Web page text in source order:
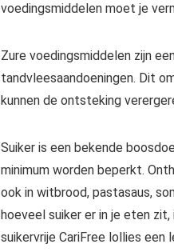
voedingsmiddelen moet je
Zure voedingsmiddelen zijn
tandvleesaandoeningen. Dit
kunnen de ontsteking
Suiker is een bekende
minimum worden beperkt.
ook in witbrood, pastasaus,
hoeveel suiker er in je eten
suikervrije CariFree lollies een